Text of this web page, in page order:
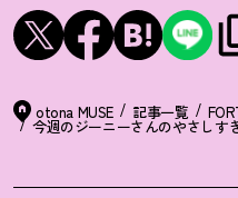
otona MUSE 記事一覧
今週のジーニーさんのやさしす